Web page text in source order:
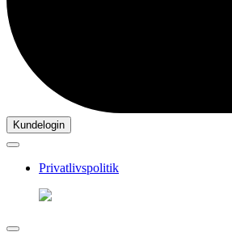
Kundelogin
Privatlivspolitik